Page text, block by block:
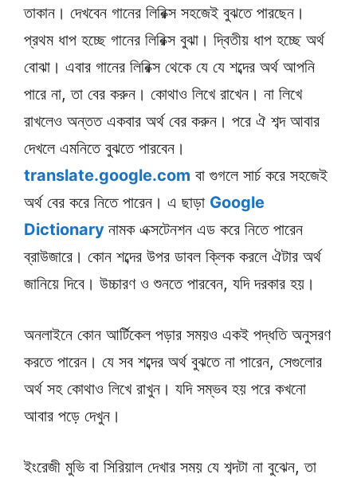
তাকান। দেখবেন গানের লিরিক্স সহজেই বুঝতে পারছেন।
প্রথম ধাপ হচ্ছে গানের লিরিক্স বুঝা। দ্বিতীয় ধাপ হচ্ছে অর্থ
বোঝা। এবার গানের লিরিক্স থেকে যে যে শব্দের অর্থ আপনি
পারে না, তা বের করুন। কোথাও লিখে রাখেন। না লিখে
রাখলেও অন্তত একবার অর্থ বের করুন। পরে ঐ শব্দ আবার
দেখলে এমনিতে বুঝতে পারবেন।
translate.google.com বা গুগলে সার্চ করে সহজেই
অর্থ বের করে নিতে পারেন। এ ছাড়া Google
Dictionary নামক এক্সটেনশন এড করে নিতে পারেন
ব্রাউজারে। কোন শব্দের উপর ডাবল ক্লিক করলে ঐটার অর্থ
জানিয়ে দিবে। উচ্চারণ ও শুনতে পারবেন, যদি দরকার হয়।
অনলাইনে কোন আর্টিকেল পড়ার সময়ও একই পদ্ধতি অনুসরণ
করতে পারেন। যে সব শব্দের অর্থ বুঝতে না পারেন, সেগুলোর
অর্থ সহ কোথাও লিখে রাখুন। যদি সম্ভব হয় পরে কখনো
আবার পড়ে দেখুন।
ইংরেজী মুভি বা সিরিয়াল দেখার সময় যে শব্দটা না বুঝেন, তা